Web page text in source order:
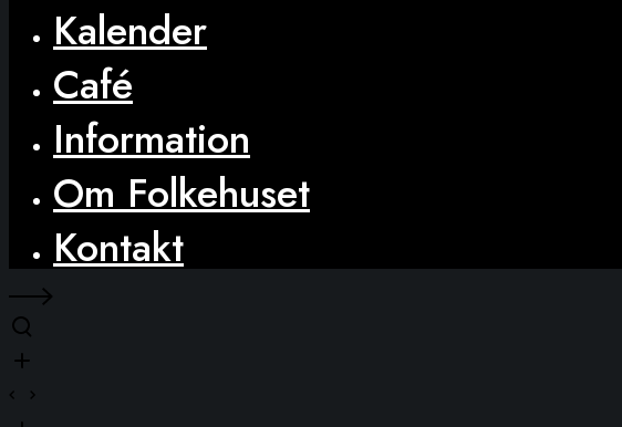
Kalender
Café
Information
Om Folkehuset
Kontakt